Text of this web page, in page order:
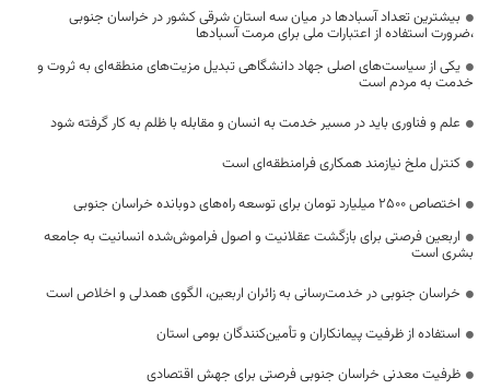
بیشترین تعداد آسبادها در میان سه استان شرقی کشور در خراسان جنوبی
،ضرورت استفاده از اعتبارات ملی برای مرمت آسبادها
یکی از سیاست‌های اصلی جهاد دانشگاهی تبدیل مزیت‌های منطقه‌ای به ثروت و
خدمت به مردم است
علم و فناوری باید در مسیر خدمت به انسان و مقابله با ظلم به کار گرفته شود
کنترل ملخ نیازمند همکاری فرامنطقه‌ای است
اختصاص 2500 میلیارد تومان برای توسعه راه‌های دوبانده خراسان جنوبی
اربعین فرصتی برای بازگشت عقلانیت و اصول فراموش‌شده انسانیت به جامعه
بشری است
خراسان جنوبی در خدمت‌رسانی به زائران اربعین، الگوی همدلی و اخلاص است
استفاده از ظرفیت پیمانکاران و تأمین‌کنندگان بومی استان
ظرفیت معدنی خراسان جنوبی فرصتی برای جهش اقتصادی